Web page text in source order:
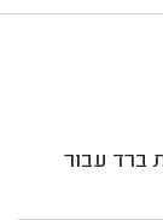
ברד עבור